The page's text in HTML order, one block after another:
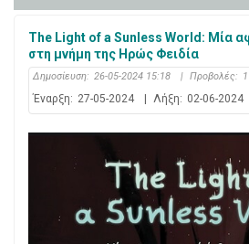
The Light of a Sunless World: Μία
στη μνήμη της Ηρώς Φειδία
Δημοσίευση: 26-05-2024 15:18 | Προβολές:
Έναρξη: 27-05-2024 Λήξη: 02-06-2024